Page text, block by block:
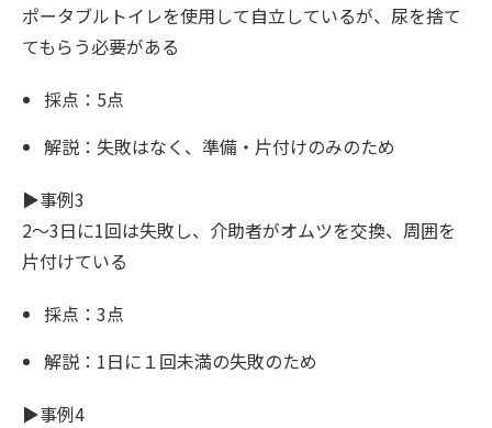
ポータブルトイレを使用して自立しているが、尿を捨て
てもらう必要がある
採点：5点
解説：失敗はなく、準備・片付けのみのため
▶︎事例3
2〜3日に1回は失敗し、介助者がオムツを交換、周囲を
片付けている
採点：3点
解説：1日に１回未満の失敗のため
▶︎事例4